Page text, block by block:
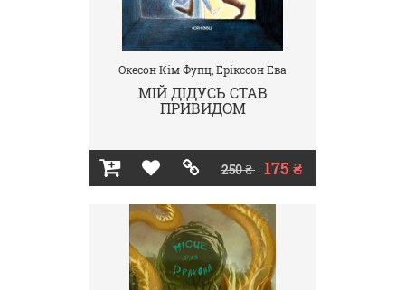
Окесон Кім Фупц, Ерікссон Ева
МІЙ ДІДУСЬ СТАВ
ПРИВИДОМ
250 ₴ 175 ₴